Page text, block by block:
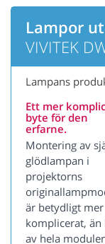
Lampor
VIVITEK
Lampans
Ett mer
byte för den
erfarne.
Montering av
glödlampan i
projektorns
är betydligt mer
komplicerat, än
av hela